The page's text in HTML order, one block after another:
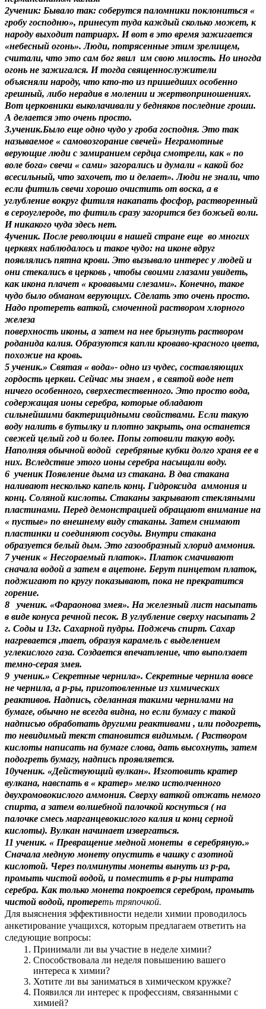
2ученик: Бывало так: соберутся паломники поклониться «
гробу господню», принесут туда каждый сколько может, к
народу выходит патриарх. И вот в это время зажигается
«небесный огонь». Люди, потрясенные этим зрелищем,
считали, что это сам бог явил им свою милость. Но иногда
огонь не зажигался. И тогда священнослужители
объясняли народу, что кто-то из пришедших особенно
грешный, либо нерадив в молении и жертвоприношениях.
Вот церковники выколачивали у бедняков последние гроши.
А делается это очень просто.
3.ученик.Было еще одно чудо у гроба господня. Это так
называемое « самовозгорание свечей» Неграмотные
верующие люди с замиранием сердца смотрели, как « по
воле бога» свечи « сами» загорались и думали « какой бог
всесильный, что захочет, то и делает». Люди не знали, что
если фитиль свечи хорошо очистить от воска, а в
углубление вокруг фитиля накапать фосфор, растворенный
в сероуглероде, то фитиль сразу загорится без божьей воли.
И никакого чуда здесь нет.
4ученик. После революции в нашей стране еще во многих
церквях наблюдалось и такое чудо: на иконе вдруг
появлялись пятна крови. Это вызывало интерес у людей и
они стекались в церковь , чтобы своими глазами увидеть,
как икона плачет « кровавыми слезами». Конечно, такое
чудо было обманом верующих. Сделать это очень просто.
Надо протереть ваткой, смоченной раствором хлорного
железа
поверхность иконы, а затем на нее брызнуть раствором
роданида калия. Образуются капли кроваво-красного цвета,
похожие на кровь.
5 ученик.» Святая « вода»- одно из чудес, составляющих
гордость церкви. Сейчас мы знаем , в святой воде нет
ничего особенного, сверхестественного. Это просто вода,
содержащая ионы серебра, которые обладают
сильнейшими бактерицидными свойствами. Если такую
воду налить в бутылку и плотно закрыть, она останется
свежей целый год и более. Попы готовили такую воду.
Наполняя обычной водой серебряные кубки долго храня ее в
них. Вследствие этого ионы серебра насыщали воду.
6 ученик Появление дыма из стакана. В два стакана
наливают несколько капель конц. Гидроксида аммония и
конц. Соляной кислоты. Стаканы закрывают стекляными
пластинами. Перед демонстрацией обращают внимание на
« пустые» по внешнему виду стаканы. Затем снимают
пластинки и соединяют сосуды. Внутри стакана
образуется белый дым. Это газообразный хлорид аммония.
7 ученик « Несгораемый платок». Платок смачивают
сначала водой а затем в ацетоне. Берут пинцетом платок,
поджигают по кругу показывают, пока не прекратится
горение.
8 ученик. «Фараонова змея». На железный лист насыпать
в виде конуса речной песок. В углубление сверху насыпать 2
г. Соды и 13г. Сахарной пудры. Поджечь спирт. Сахар
нагревается ,тает, образуя карамель с выделением
углекислого газа. Создается впечатление, что выползает
темно-серая змея.
9 ученик.» Секретные чернила». Секретные чернила вовсе
не чернила, а р-ры, приготовленные из химических
реактивов. Надпись, сделанная такими чернилами на
бумаге, обычно не всегда видна, но если бумагу с такой
надписью обработать другими реактивами , или подогреть,
то невидимый текст становится видимым. ( Раствором
кислоты написать на бумаге слова, дать высохнуть, затем
подогреть бумагу, надпись проявляется.
10ученик. «Действующий вулкан». Изготовить кратер
вулкана, навспать в « кратер» мелко истолченного
двухромовокислого аммония. Сверху ваткой отжать немого
спирта, а затем волшебной палочкой коснуться ( на
палочке смесь марганцевокислого калия и конц серной
кислоты). Вулкан начинает извергаться.
11 ученик. « Превращение медной монеты в серебряную.»
Сначала медную монету опустить в чашку с азотной
кислотой. Через полминуты монеты вынуть из р-ра,
промыть чистой водой, и поместить в р-ры нитрата
серебра. Как только монета покроется серебром, промыть
чистой водой, протереть тряпочкой.
Для выяснения эффективности недели химии проводилось
анкетирование учащихся, которым предлагаем ответить на
следующие вопросы:
Принимали ли вы участие в неделе химии?
Способствовала ли неделя повышению вашего
интереса к химии?
Хотите ли вы заниматься в химическом кружке?
Появился ли интерес к профессиям, связанными с
химией?